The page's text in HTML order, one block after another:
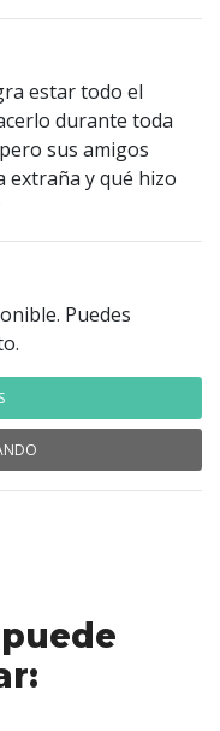
estar todo el
durante toda
sus amigos
extraña y qué hizo
Puedes